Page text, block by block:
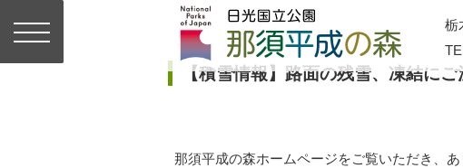
栃
【積雪情報】路面の残雪、凍結に
那須平成の森ホームページをご覧いただき、あ